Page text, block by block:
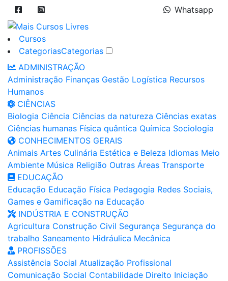
Whatsapp
Cursos
CategoriasCategorias
ADMINISTRAÇÃO
Administração Finanças Gestão Logística Recursos
Humanos
CIÊNCIAS
Biologia Ciência Ciências da natureza Ciências exatas
Ciências humanas Física quântica Química Sociologia
CONHECIMENTOS GERAIS
Animais Artes Culinária Estética e Beleza Idiomas Meio
Ambiente Música Religião Outras Áreas Transporte
EDUCAÇÃO
Educação Educação Física Pedagogia Redes Sociais,
Games e Gamificação na Educação
INDÚSTRIA E CONSTRUÇÃO
Agricultura Construção Civil Segurança Segurança do
trabalho Saneamento Hidráulica Mecânica
PROFISSÕES
Assistência Social Atualização Profissional
Comunicação Social Contabilidade Direito Iniciação